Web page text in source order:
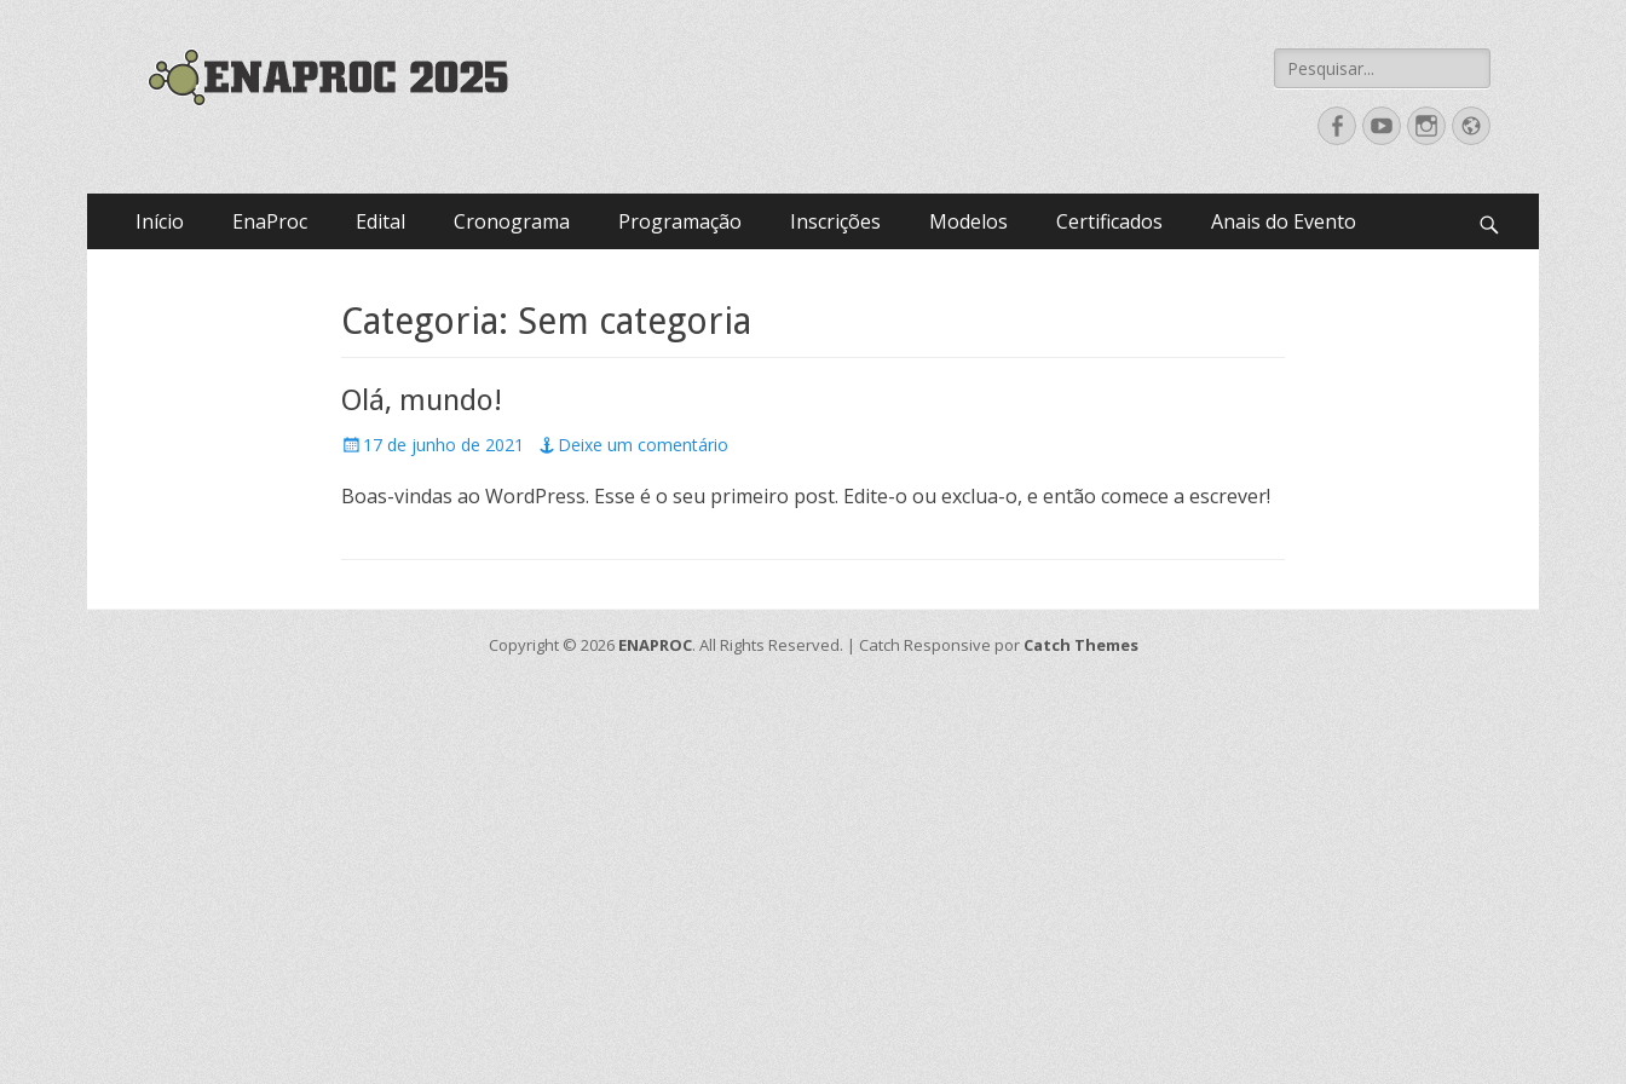
ENAPROC
Enaproc 2025
Pesquisar
por:
FacebookYouTubeInstagram
Website
Menu
principal
para
Início EnaProc Edital Cronograma Programação Inscrições Modelos Certificados Anais do Evento
Categoria: Sem categoria
Olá, mundo!
Posted
17 de junho de 2021 Deixe um comentário
Boas-vindas ao WordPress. Esse é o seu primeiro post. Edite-o ou exclua-o, e então comece a escrever!
Copyright © 2026 ENAPROC. All Rights Reserved. | Catch Responsive por Catch Themes